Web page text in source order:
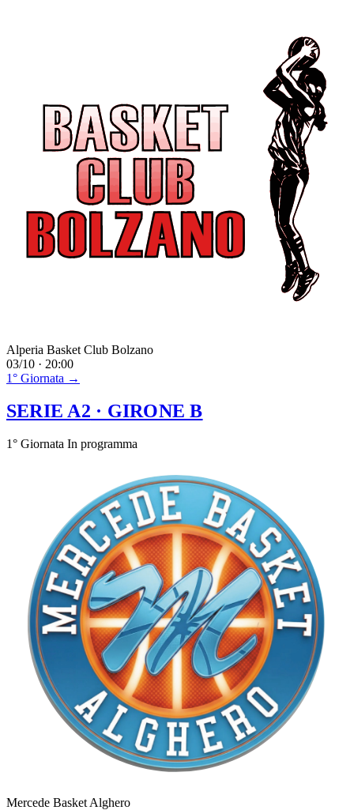
Alperia Basket Club Bolzano
03/10 · 20:00
1° Giornata →
SERIE A2 · GIRONE B
1° Giornata In programma
Mercede Basket Alghero